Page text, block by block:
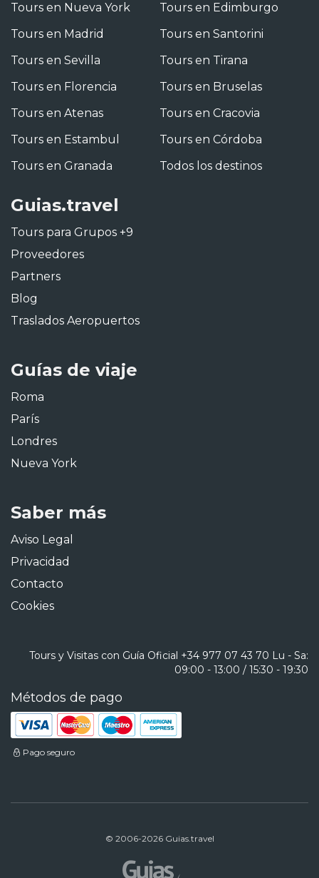
Tours en Nueva York
Tours en Madrid
Tours en Sevilla
Tours en Florencia
Tours en Atenas
Tours en Estambul
Tours en Granada
Tours en Edimburgo
Tours en Santorini
Tours en Tirana
Tours en Bruselas
Tours en Cracovia
Tours en Córdoba
Todos los destinos
Guias.travel
Tours para Grupos +9
Proveedores
Partners
Blog
Traslados Aeropuertos
Guías de viaje
Roma
París
Londres
Nueva York
Saber más
Aviso Legal
Privacidad
Contacto
Cookies
Tours y Visitas con Guía Oficial +34 977 07 43 70 Lu - Sa:
09:00 - 13:00 / 15:30 - 19:30
Métodos de pago
Pago seguro
© 2006-2026 Guias.travel